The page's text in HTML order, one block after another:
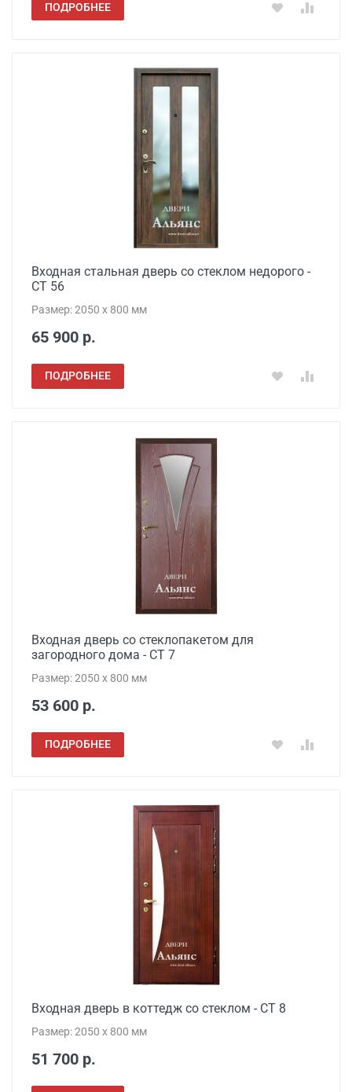
ПОДРОБНЕЕ
Входная стальная дверь со стеклом недорого -
СТ 56
Размер: 2050 x 800 мм
65 900 р.
ПОДРОБНЕЕ
Входная дверь со стеклопакетом для
загородного дома - СТ 7
Размер: 2050 x 800 мм
53 600 р.
ПОДРОБНЕЕ
Входная дверь в коттедж со стеклом - СТ 8
Размер: 2050 x 800 мм
51 700 р.